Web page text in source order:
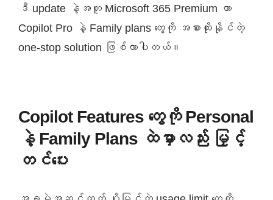
ဒီ update နဲ့အတူ Microsoft 365 Premium ဟာ
Copilot Pro နဲ့ Family plans တွေကို အစားထိုးနိုင်တဲ့
one-stop solution ဖြစ်လာပါတယ်။
Copilot Features တွေကို Personal
နဲ့ Family Plans ထဲမှာလည်း မြှင့်
တင်ပေး